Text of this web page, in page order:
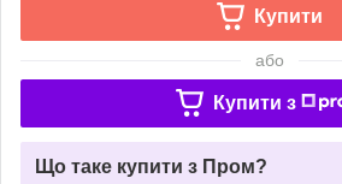
Купити
або
Купити з
Що таке купити з Пром?